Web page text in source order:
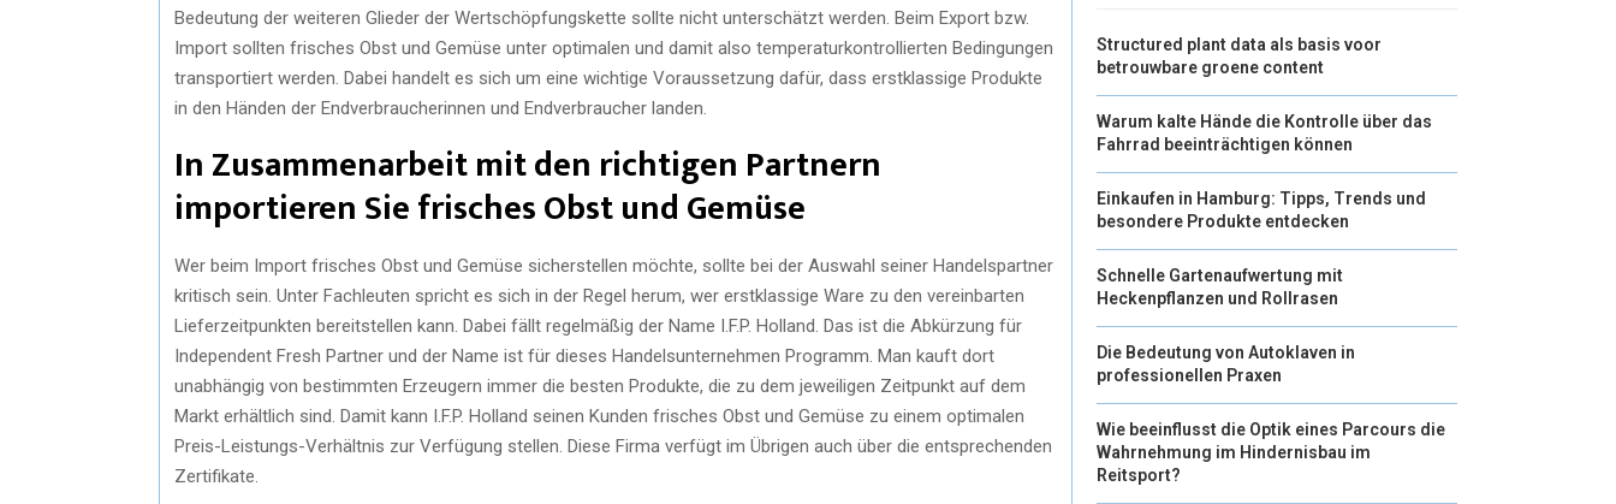
Bedeutung der weiteren Glieder der Wertschöpfungskette sollte nicht unterschätzt werden. Beim Export bzw.
Import sollten frisches Obst und Gemüse unter optimalen und damit also temperaturkontrollierten Bedingungen
transportiert werden. Dabei handelt es sich um eine wichtige Voraussetzung dafür, dass erstklassige Produkte
in den Händen der Endverbraucherinnen und Endverbraucher landen.
In Zusammenarbeit mit den richtigen Partnern
importieren Sie frisches Obst und Gemüse
Wer beim Import frisches Obst und Gemüse sicherstellen möchte, sollte bei der Auswahl seiner Handelspartner
kritisch sein. Unter Fachleuten spricht es sich in der Regel herum, wer erstklassige Ware zu den vereinbarten
Lieferzeitpunkten bereitstellen kann. Dabei fällt regelmäßig der Name I.F.P. Holland. Das ist die Abkürzung für
Independent Fresh Partner und der Name ist für dieses Handelsunternehmen Programm. Man kauft dort
unabhängig von bestimmten Erzeugern immer die besten Produkte, die zu dem jeweiligen Zeitpunkt auf dem
Markt erhältlich sind. Damit kann I.F.P. Holland seinen Kunden frisches Obst und Gemüse zu einem optimalen
Preis-Leistungs-Verhältnis zur Verfügung stellen. Diese Firma verfügt im Übrigen auch über die entsprechenden
Zertifikate.
Structured plant data als basis voor
betrouwbare groene content
Warum kalte Hände die Kontrolle über das
Fahrrad beeinträchtigen können
Einkaufen in Hamburg: Tipps, Trends und
besondere Produkte entdecken
Schnelle Gartenaufwertung mit
Heckenpflanzen und Rollrasen
Die Bedeutung von Autoklaven in
professionellen Praxen
Wie beeinflusst die Optik eines Parcours die
Wahrnehmung im Hindernisbau im
Reitsport?